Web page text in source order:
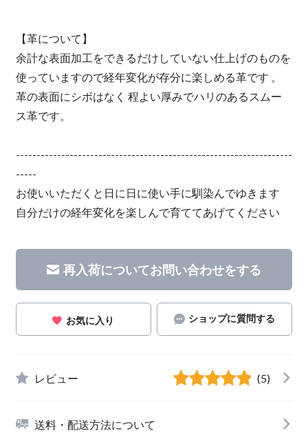
【革について】
余計な表面加工をできるだけしていない仕上げのものを
使っていますので経年変化が存分に楽しめる革です 。
革の表面にシボはなく 程よい厚みでハリのあるスムー
ス革です。
-------------------------------------------------------------------
-----
お使いいただくと日に日に使い手に馴染んでゆきます
自分だけの経年変化を楽しんで育ててあげてください
再入荷についてお問い合わせをする
お気に入り ショップに質問する
レビュー (5)
送料・配送方法について